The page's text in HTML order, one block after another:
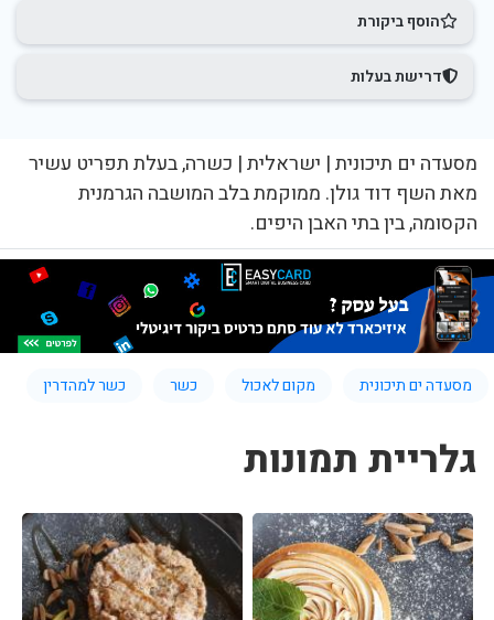
הוסף ביקורת
דרישת בעלות
מסעדה ים תיכונית | ישראלית | כשרה, בעלת תפריט עשיר
מאת השף דוד גולן. ממוקמת בלב המושבה הגרמנית
הקסומה, בין בתי האבן היפים.
מסעדה ים תיכונית מקום לאכול כשר כשר למהדרין
גלריית תמונות